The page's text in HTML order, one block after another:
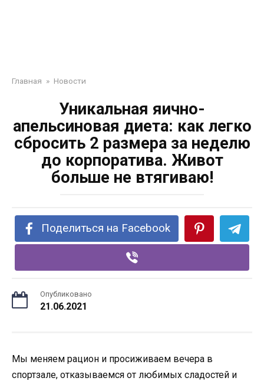
Главная » Новости
Уникальная яично-
апельсиновая диета: как легко
сбросить 2 размера за неделю
до корпоратива. Живот
больше не втягиваю!
Поделиться на Facebook
Опубликовано
21.06.2021
Мы меняем рацион и просиживаем вечера в
спортзале, отказываемся от любимых сладостей и